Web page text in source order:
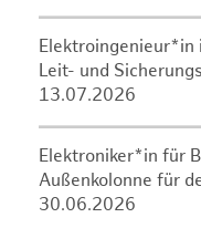
Elektroingenieur*in
Leit- und
13.07.2026
Elektroniker*in für
Außenkolonne für
30.06.2026